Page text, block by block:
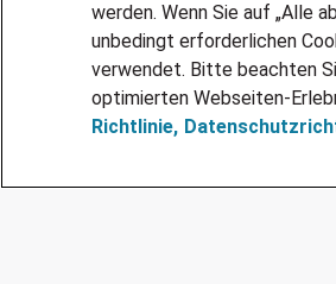
werden. Wenn Sie auf „Alle
unbedingt erforderlichen
verwendet. Bitte beachten
optimierten Webseiten-
Richtlinie,